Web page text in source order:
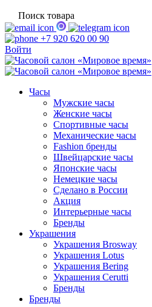
Поиск товара
+7 920 620 00 90
Войти
Часы
Мужские часы
Женские часы
Спортивные часы
Механические часы
Fashion бренды
Швейцарские часы
Японские часы
Немецкие часы
Сделано в России
Акция
Интерьерные часы
Бренды
Украшения
Украшения Brosway
Украшения Lotus
Украшения Bering
Украшения Cerutti
Бренды
Бренды